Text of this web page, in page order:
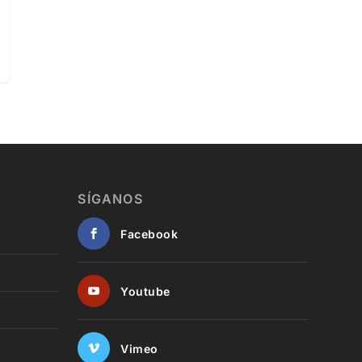
SÍGANOS
Facebook
Youtube
Vimeo